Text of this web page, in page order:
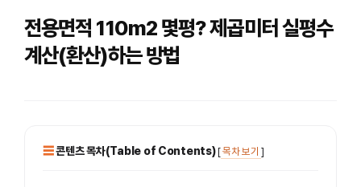
전용면적 110m2 몇평? 제곱미터 실평수
계산(환산)하는 방법
콘텐츠 목차(Table of Contents)[목차 보기 ]